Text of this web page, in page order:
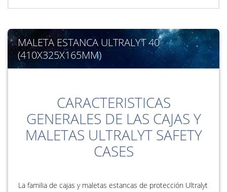
MALETA ESTANCA ULTRALYT 40
(410X325X165MM)
CARACTERISTICAS
GENERALES DE LAS CAJAS Y
MALETAS ULTRALYT SAFETY
CASES
La familia de cajas y maletas estancas de protección Ultralyt